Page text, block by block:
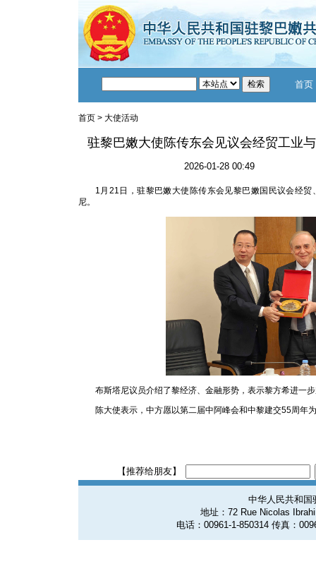
首页
首页 > 大使活动
驻黎巴嫩大使陈传东会见议会经贸工业
2026-01-28 00:49
1月21日，驻黎巴嫩大使陈传东会见黎巴嫩国民议会经
尼。
布斯塔尼议员介绍了黎经济、金融形势，表示黎方希进一
陈大使表示，中方愿以第二届中阿峰会和中黎建交55周年
【推荐给朋友】
中华人民共和国
地址：72 Rue Nicolas
电话：00961-1-850314 传真：